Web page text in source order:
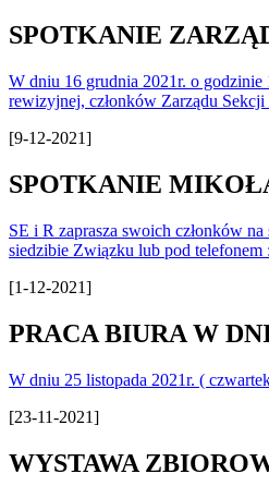
SPOTKANIE
W dniu 16 grudnia 2021r. o godzinie
rewizyjnej, członków Zarządu
[9-12-2021]
SPOTKANIE
SE i R zaprasza swoich członków
siedzibie Związku lub pod
[1-12-2021]
PRACA BIURA W
W dniu 25 listopada 2021r. (
[23-11-2021]
WYSTAWA